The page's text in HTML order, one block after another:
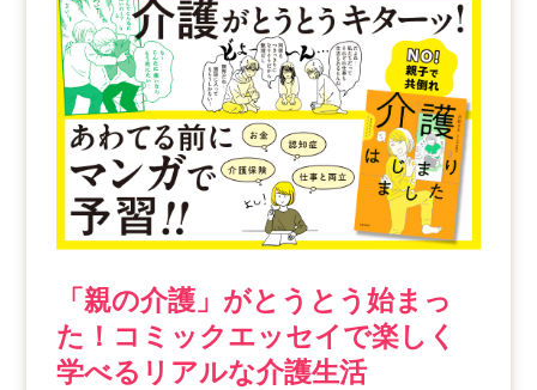
介護の資格取得について
その他のお問い合わせ
採用担当者様はこちら
キャリアスマイルとは
スマイルカのsmileコラム
FAQ
紹介会社を使うメリットについて
介護・看護のお仕事について
「親の介護」がとうとう始まっ
た！コミックエッセイで楽しく
学べるリアルな介護生活